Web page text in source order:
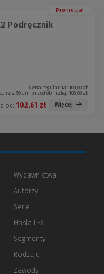
Promocja!
Podręcznik
Cena regularna: 108,00 zł
z 30 dni przed obniżką: 108,00 zł
od: 102,61 zł Więcej
Wydawnictwa
Autorzy
Serie
Hasła LEX
Segmenty
Rodzaje
Zawody